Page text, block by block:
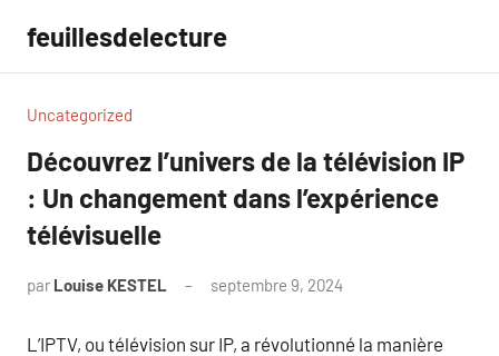
contenu
feuillesdelecture
Uncategorized
Découvrez l’univers de la télévision IP
: Un changement dans l’expérience
télévisuelle
par Louise KESTEL septembre 9, 2024
L’IPTV, ou télévision sur IP, a révolutionné la manière